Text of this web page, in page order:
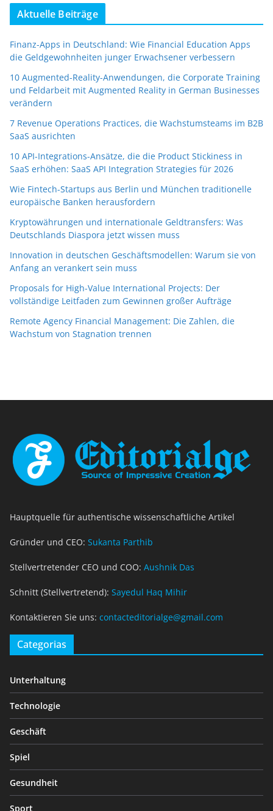
Aktuelle Beiträge
Finanz-Apps in Deutschland: Wie Financial Education Apps
die Geldgewohnheiten junger Erwachsener verbessern
10 Augmented-Reality-Anwendungen, die Corporate Training
und Feldarbeit mit Augmented Reality in German Businesses
verändern
7 Revenue Operations Practices, die Wachstumsteams im B2B
SaaS ausrichten
10 API-Integrations-Ansätze, die die Product Stickiness in
SaaS erhöhen: SaaS API Integration Strategies für 2026
Wie Fintech-Startups aus Berlin und München traditionelle
europäische Banken herausfordern
Kryptowährungen und internationale Geldtransfers: Was
Deutschlands Diaspora jetzt wissen muss
Innovation in deutschen Geschäftsmodellen: Warum sie von
Anfang an verankert sein muss
Proposals for High-Value International Projects: Der
vollständige Leitfaden zum Gewinnen großer Aufträge
Remote Agency Financial Management: Die Zahlen, die
Wachstum von Stagnation trennen
Hauptquelle für authentische wissenschaftliche Artikel
Gründer und CEO: Sukanta Parthib
Stellvertretender CEO und COO: Aushnik Das
Schnitt (Stellvertretend): Sayedul Haq Mihir
Kontaktieren Sie uns: contacteditorialge@gmail.com
Categorias
Unterhaltung
Technologie
Geschäft
Spiel
Gesundheit
Sport